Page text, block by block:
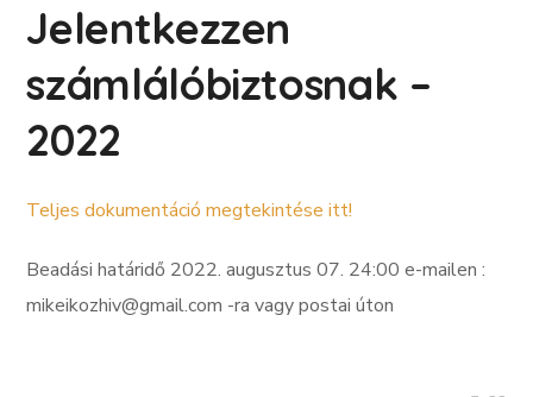
Jelentkezzen
számlálóbiztosnak –
2022
Teljes dokumentáció megtekintése itt!
Beadási határidő 2022. augusztus 07. 24:00 e-mailen :
mikeikozhiv@gmail.com -ra vagy postai úton